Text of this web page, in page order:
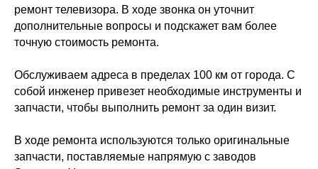
ремонт телевизора. В ходе звонка он уточнит
дополнительные вопросы и подскажет вам более
точную стоимость ремонта.
Обслуживаем адреса в пределах 100 км от города. С
собой инженер привезет необходимые инструменты и
запчасти, чтобы выполнить ремонт за один визит.
В ходе ремонта используются только оригинальные
запчасти, поставляемые напрямую с заводов